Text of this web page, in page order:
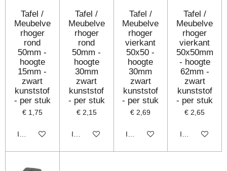
Tafel /
Meubelve
rhoger
rond
50mm -
hoogte
15mm -
zwart
kunststof
- per stuk
€ 1,75
In winkelwagen
Tafel /
Meubelve
rhoger
rond
50mm -
hoogte
30mm
zwart
kunststof
- per stuk
€ 2,15
In winkelwagen
Tafel /
Meubelve
rhoger
vierkant
50x50 -
hoogte
30mm
zwart
kunststof
- per stuk
€ 2,69
In winkelwagen
Tafel /
Meubelve
rhoger
vierkant
50x50mm
- hoogte
62mm -
zwart
kunststof
- per stuk
€ 2,65
In